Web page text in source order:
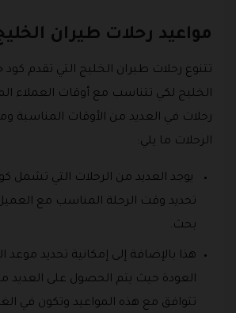
مواعيد رحلات طيران
تتنوع رحلات طيران الخليج التي تقدم
الخليج لكي تتناسب مع أوقات العملاء
رحلات في العديد من الأوقات المناسبة
الرحلات ما يلي:
يوجد العديد من الرحلات التي تشمل
تحديد وقت الرحلة المناسب مع
بحث.
هذا بالإضافة إلى إمكانية تحديد موعد
العودة حيث يتم الحصول على العديد
تتوافق مع هذه المواعيد وتكون في